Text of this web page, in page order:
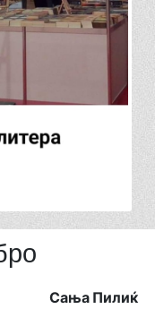
Сања Пилиќ